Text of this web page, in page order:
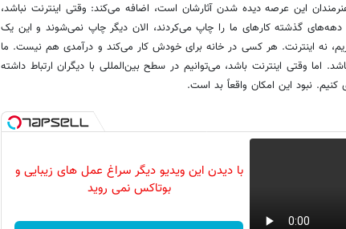
این عرصه دیده شدن آثارشان است، اضافه می‌کند: وقتی اینترنت نباشد،
گذشته کارهای ما را چاپ می‌کردند، الان دیگر چاپ نمی‌شوند و این یک
نه اینترنت. هر کسی در خانه برای خودش کار می‌کند و درآمدی هم نیست. ما
اما وقتی اینترنت باشد، می‌توانیم در سطح بین‌المللی با دیگران ارتباط داشته
کنیم. نبود این امکان واقعاً بد است.
با دیدن این ویدیو دیگر سراغ عمل های زیبایی و
بوتاکس نمی روید